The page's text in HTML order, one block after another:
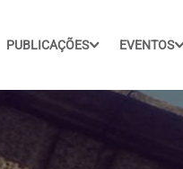
PUBLICAÇÕES EVENTOS